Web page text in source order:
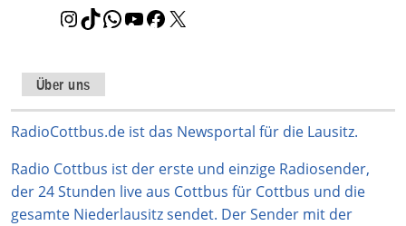
I
t
a
g
a
m
T
o
k
W
s
A
p
Y
u
b
F
b
o
k
Über uns
RadioCottbus.de ist das Newsportal für die Lausitz.
Radio Cottbus ist der erste und einzige Radiosender,
der 24 Stunden live aus Cottbus für Cottbus und die
gesamte Niederlausitz sendet. Der Sender mit der